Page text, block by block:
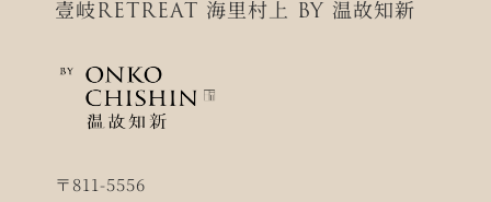
壹岐RETREAT 海里村上 BY 温故知新
〒811-5556